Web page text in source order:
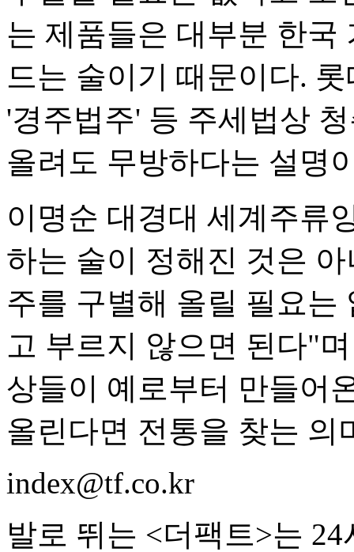
는 제품들은 대부분 한국
드는 술이기 때문이다.
'경주법주' 등 주세법상
올려도 무방하다는 설명
이명순 대경대 세계주류
하는 술이 정해진 것은
주를 구별해 올릴 필요는
고 부르지 않으면 된다"
상들이 예로부터 만들어
올린다면 전통을 찾는 의
index@tf.co.kr
발로 뛰는 <더팩트>는